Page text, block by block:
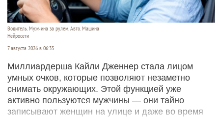
Водитель. Мужчина за рулем. Авто. Машина
Нейросети
7 августа 2026 в 06:35
Миллиардерша Кайли Дженнер стала лицом
умных очков, которые позволяют незаметно
снимать окружающих. Этой функцией уже
активно пользуются мужчины — они тайно
записывают женщин на улице и даже во время